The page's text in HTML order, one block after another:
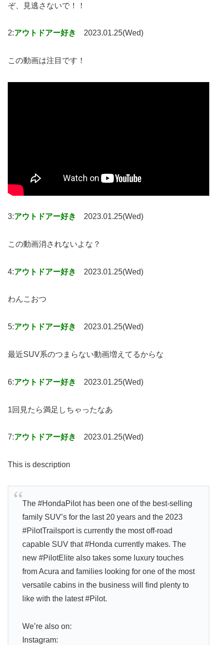
ぞ、見逃さないで！！
2:アウトドアー好き 2023.01.25(Wed)
この動画は注目です！
3:アウトドアー好き 2023.01.25(Wed)
この動画消されないよな？
4:アウトドアー好き 2023.01.25(Wed)
わんこおつ
5:アウトドアー好き 2023.01.25(Wed)
最近SUV系のつまらない動画増えてるからな
6:アウトドアー好き 2023.01.25(Wed)
1回見たら満足しちゃったなあ
7:アウトドアー好き 2023.01.25(Wed)
This is description
The #HondaPilot has been one of the best-selling
family SUV’s for the last 20 years and the 2023
#PilotTrailsport is currently the most off-road
capable SUV that #Honda currently makes. The
new #PilotElite also takes some luxury touches
from Acura and families looking for one of the most
versatile cabins in the business will find plenty to
like with the latest #Pilot.
We’re also on:
Instagram: